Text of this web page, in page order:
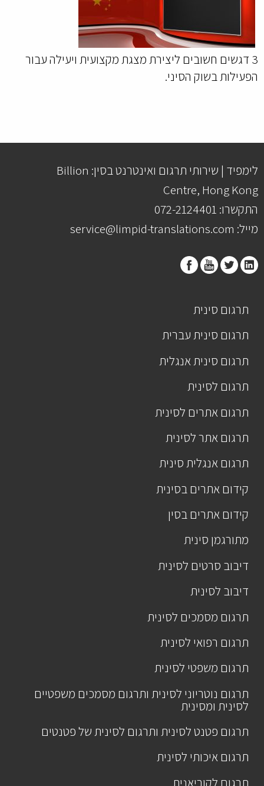
3 דגשים חשובים ליצירת מצגת מקצועית ויעילה עבור
הפעילות בשוק הסיני.
לימפיד | שירותי תרגום ואינטרנט בסין: Billion
Centre, Hong Kong
התקשרו: 072-2124401
מייל: service@limpid-translations.com
תרגום סינית
תרגום סינית עברית
תרגום סינית אנגלית
תרגום לסינית
תרגום אתרים לסינית
תרגום אתר לסינית
תרגום אנגלית סינית
קידום אתרים בסינית
קידום אתרים בסין
מתורגמן סינית
דיבוב סרטים לסינית
דיבוב לסינית
תרגום מסמכים לסינית
תרגום רפואי לסינית
תרגום משפטי לסינית
תרגום נוטריוני לסינית ותרגום מסמכים משפטיים
לסינית ומסינית
תרגום פטנט לסינית ותרגום לסינית של פטנטים
תרגום איכותי לסינית
תרגום לקוריאנית